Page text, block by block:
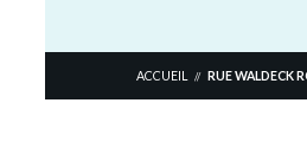
ACCUEIL // RUE WALDECK